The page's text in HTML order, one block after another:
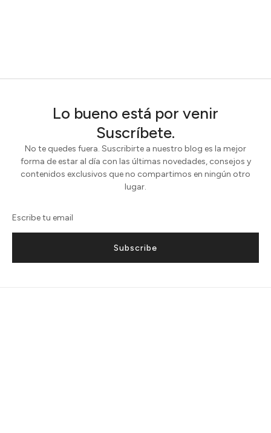
Lo bueno está por venir
Suscríbete.
No te quedes fuera. Suscribirte a nuestro blog es la mejor
forma de estar al día con las últimas novedades, consejos y
contenidos exclusivos que no compartimos en ningún otro
lugar.
Subscribe